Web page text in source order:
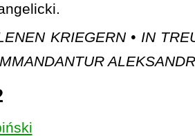
KRIEGERN • IN